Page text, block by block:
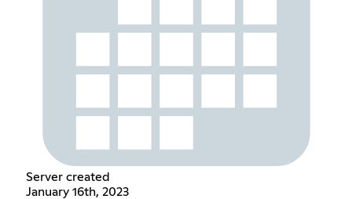
Server created
January 16th, 2023